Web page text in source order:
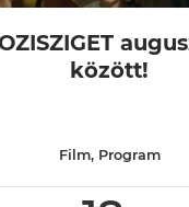
között!
Film, Program